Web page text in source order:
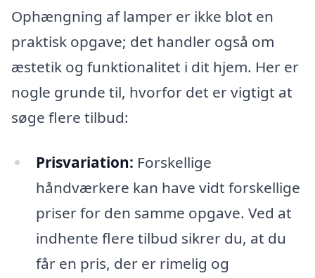
Ophængning af lamper er ikke blot en
praktisk opgave; det handler også om
æstetik og funktionalitet i dit hjem. Her er
nogle grunde til, hvorfor det er vigtigt at
søge flere tilbud:
Prisvariation: Forskellige
håndværkere kan have vidt forskellige
priser for den samme opgave. Ved at
indhente flere tilbud sikrer du, at du
får en pris, der er rimelig og